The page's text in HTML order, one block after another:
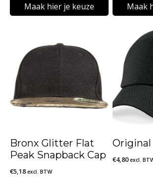
Maak hier je keuze
heeft
meerdere
variaties.
Deze
gekozen
Maak
product
heeft
meerdere
variaties.
Deze
optie
gekozen
worden
Bronx Glitter Flat
Peak Snapback Cap
€5,18 excl. BTW
Original
€4,80 excl.